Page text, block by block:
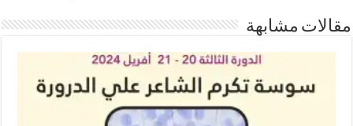
مقالات مشابهة